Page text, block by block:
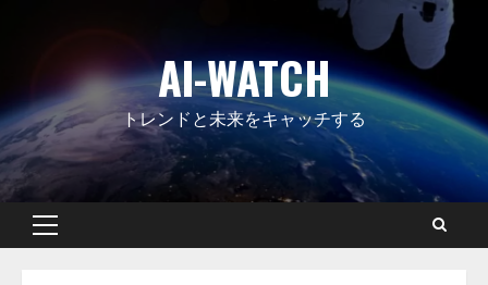
AI-WATCH
トレンドと未来をキャッチする
Primary